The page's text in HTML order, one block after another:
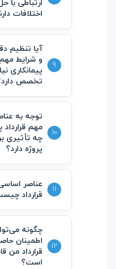
حقوقی و اجرایی
ارتباطی با
اختلافات
آن‌ها روش‌ها و
را مشخص کرده
طرفین جلوگیری
9
آیا تنظیم
و شرایط مهم
پیمانکاری
تخصص
بله، استفاده
باعث می‌شود
بدون ابهام
10
توجه به
مهم قرارداد
چه تأثیری
پروژه دارد؟
این توجه موجب
قرارداد، رضایت
احتمال موفقیت
11
عناصر
قرارداد
عناصر اساسی
پذیرش، ملاحظه،
بودن است.
12
چگونه
اطمینان
قرارداد من
است؟